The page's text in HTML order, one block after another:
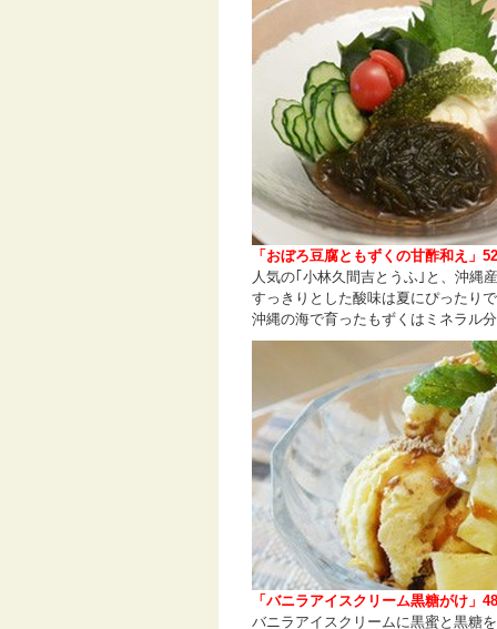
「おぼろ豆腐ともずくの甘酢和え」
人気の｢小林久間吉とうふ｣と、沖縄
すっきりとした酸味は夏にぴったり
沖縄の海で育ったもずくはミネラル
「バニラアイスクリーム黒糖がけ」
バニラアイスクリームに黒蜜と黒糖